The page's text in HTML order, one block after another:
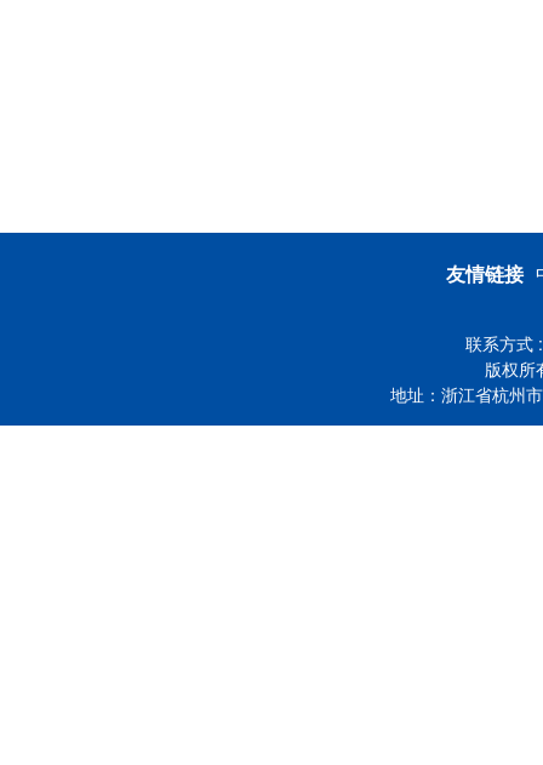
友情链接
联系方
版权所
地址：浙江省杭州